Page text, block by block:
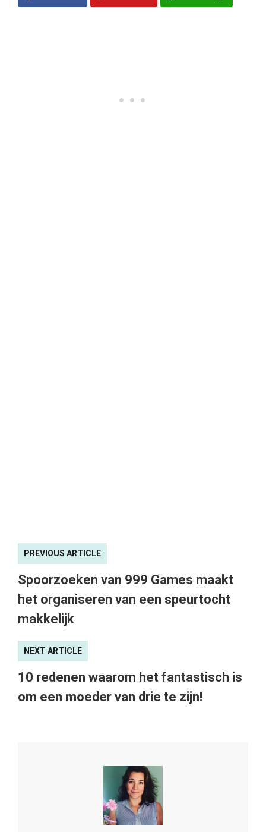
PREVIOUS ARTICLE
Spoorzoeken van 999 Games maakt
het organiseren van een speurtocht
makkelijk
NEXT ARTICLE
10 redenen waarom het fantastisch is
om een moeder van drie te zijn!